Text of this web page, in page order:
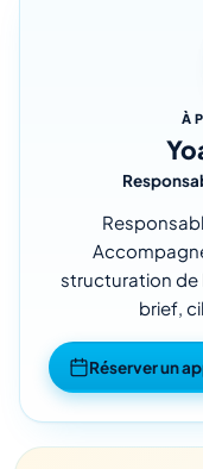
À
structuration de
brief,
Réserver un